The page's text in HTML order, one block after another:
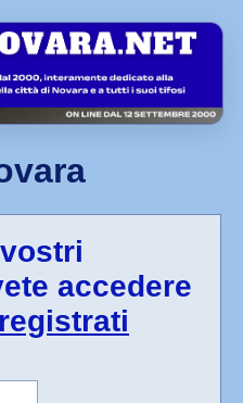
accedere
registrati